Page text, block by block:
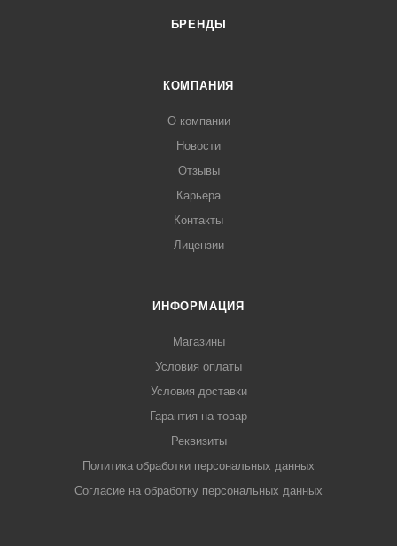
БРЕНДЫ
КОМПАНИЯ
О компании
Новости
Отзывы
Карьера
Контакты
Лицензии
ИНФОРМАЦИЯ
Магазины
Условия оплаты
Условия доставки
Гарантия на товар
Реквизиты
Политика обработки персональных данных
Согласие на обработку персональных данных